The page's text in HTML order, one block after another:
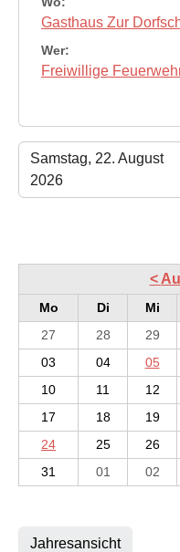
Gasthaus Zur
Wer:
Freiwillige
Samstag, 22. August
2026
<
Mo Di Mi
27
28 29
03
04 05
10
11 12
17
18 19
24
25 26
31
01 02
Jahresansicht